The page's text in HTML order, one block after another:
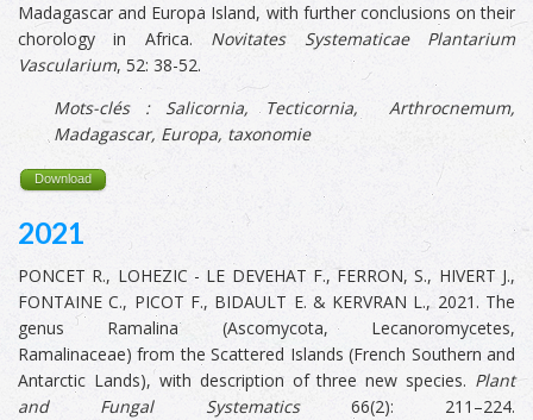
Madagascar and Europa Island, with further conclusions on their
chorology in Africa. Novitates Systematicae Plantarium
Vascularium, 52: 38-52.
Mots-clés : Salicornia, Tecticornia,
Arthrocnemum,
Madagascar, Europa, taxonomie
Download
2021
PONCET R., LOHEZIC - LE DEVEHAT F., FERRON, S., HIVERT J.,
FONTAINE C., PICOT F., BIDAULT E. & KERVRAN L., 2021. The
genus Ramalina (Ascomycota, Lecanoromycetes,
Ramalinaceae) from the Scattered Islands (French Southern and
Antarctic Lands), with description of three new species. Plant
and Fungal Systematics 66(2): 211–224.